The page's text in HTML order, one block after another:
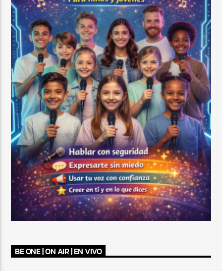
BE ONE | ON AIR | EN VIVO